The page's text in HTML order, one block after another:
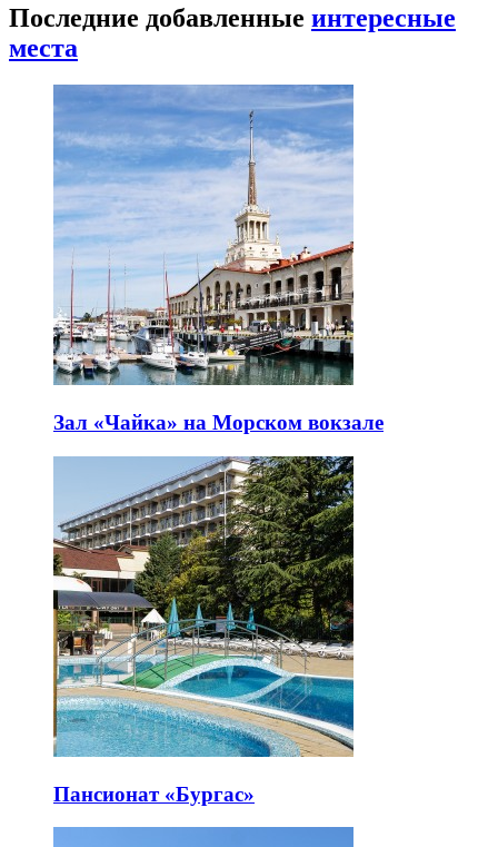
Последние добавленные интересные
места
Зал «Чайка» на Морском вокзале
Пансионат «Бургас»